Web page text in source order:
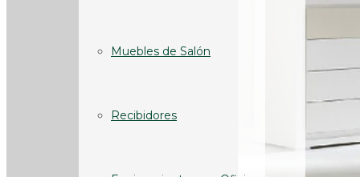
Muebles de Salón
Recibidores